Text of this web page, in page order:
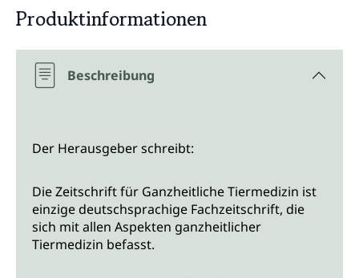
Produktinformationen
Beschreibung
Der Herausgeber schreibt:
Die Zeitschrift für Ganzheitliche Tiermedizin ist
einzige deutschsprachige Fachzeitschrift, die
sich mit allen Aspekten ganzheitlicher
Tiermedizin befasst.